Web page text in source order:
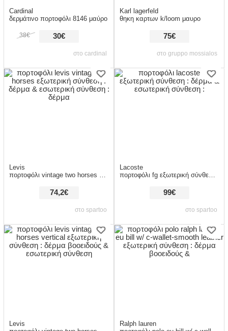
στο cardinal
Cardinal
δερμάτινο πορτοφόλι 8146 μαύρο
30€
38€
στο gruppo mossialos
Karl lagerfeld
θηκη καρτων k/loom μαυρο
75€
στο spartoo
Levis
πορτοφόλι vintage two horses εξωτερική σύνθεση : δέρμα & εσωτερική σύνθεση : δέρμα
74,2€
στο spartoo
Lacoste
πορτοφόλι fg εξωτερική σύνθεση : δέρμα & εσωτερική σύνθεση :
99€
Levis
Ralph lauren